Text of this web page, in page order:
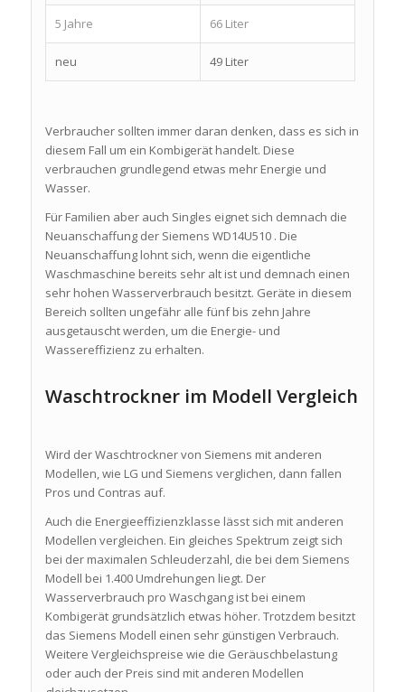
5 Jahre 66 Liter
neu 49 Liter
Verbraucher sollten immer daran denken, dass es sich in
diesem Fall um ein Kombigerät handelt. Diese
verbrauchen grundlegend etwas mehr Energie und
Wasser.
Für Familien aber auch Singles eignet sich demnach die
Neuanschaffung der Siemens WD14U510 . Die
Neuanschaffung lohnt sich, wenn die eigentliche
Waschmaschine bereits sehr alt ist und demnach einen
sehr hohen Wasserverbrauch besitzt. Geräte in diesem
Bereich sollten ungefähr alle fünf bis zehn Jahre
ausgetauscht werden, um die Energie- und
Wassereffizienz zu erhalten.
Waschtrockner im Modell Vergleich
Wird der Waschtrockner von Siemens mit anderen
Modellen, wie LG und Siemens verglichen, dann fallen
Pros und Contras auf.
Auch die Energieeffizienzklasse lässt sich mit anderen
Modellen vergleichen. Ein gleiches Spektrum zeigt sich
bei der maximalen Schleuderzahl, die bei dem Siemens
Modell bei 1.400 Umdrehungen liegt. Der
Wasserverbrauch pro Waschgang ist bei einem
Kombigerät grundsätzlich etwas höher. Trotzdem besitzt
das Siemens Modell einen sehr günstigen Verbrauch.
Weitere Vergleichspreise wie die Geräuschbelastung
oder auch der Preis sind mit anderen Modellen